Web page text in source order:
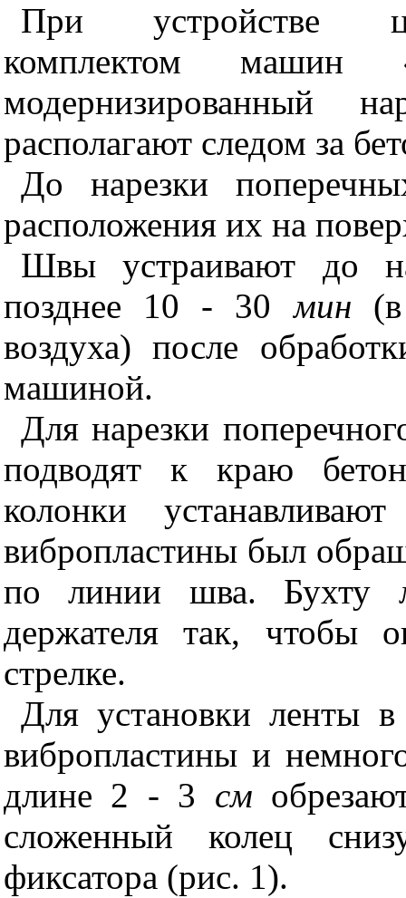
При устройстве
комплектом машин
модернизированный
располагают следом за
До нарезки попереч
расположения их на
Швы устраивают до
позднее 10 - 30мин
воздуха) после
машиной.
Длянарезки
подводят к краю
колонки
вибропластины был
по линии шва. Бухту
держателя так, чтобы
стрелке.
Для установки ленты
вибропластины и
длине 2 - 3 см
сложенный колец
фиксатора (рис. 1).